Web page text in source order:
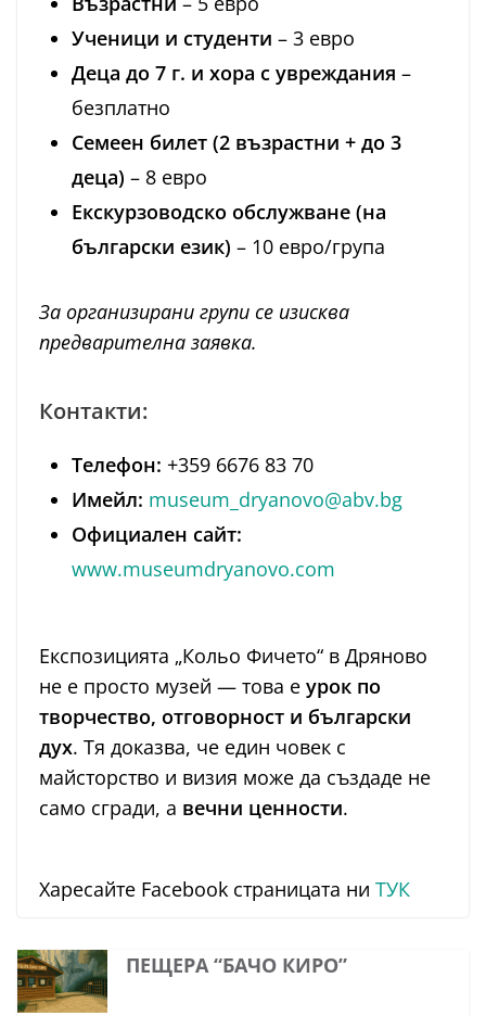
Ученици и студенти – 3 евро
Деца до 7 г. и хора с увреждания –
безплатно
Семеен билет (2 възрастни + до 3
деца) – 8 евро
Екскурзоводско обслужване (на
български език) – 10 евро/група
За организирани групи се изисква
предварителна заявка.
Контакти:
Телефон: +359 6676 83 70
Имейл: museum_dryanovo@abv.bg
Официален сайт:
www.museumdryanovo.com
Експозицията „Кольо Фичето“ в Дряново
не е просто музей — това е урок по
творчество, отговорност и български
дух. Тя доказва, че един човек с
майсторство и визия може да създаде не
само сгради, а вечни ценности.
Харесайте Facebook страницата ни ТУК
ПЕЩЕРА “БАЧО КИРО”